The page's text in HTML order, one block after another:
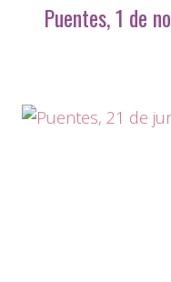
Puentes, 1 de